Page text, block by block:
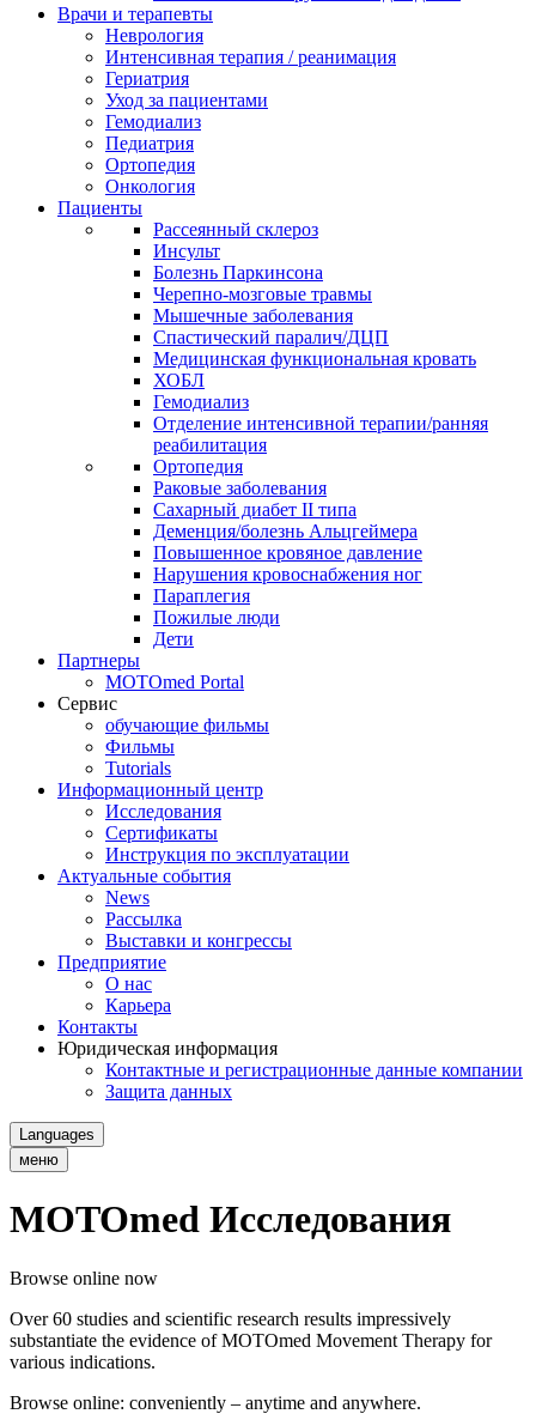
Врачи и терапевты
Неврология
Интенсивная терапия / реанимация
Гериатрия
Уход за пациентами
Гемодиализ
Педиатрия
Ортопедия
Онкология
Пациенты
Рассеянный склероз
Инсульт
Болезнь Паркинсона
Черепно-мозговые травмы
Мышечные заболевания
Спастический паралич/ДЦП
Медицинская функциональная кровать
ХОБЛ
Гемодиализ
Отделение интенсивной терапии/ранняя
реабилитация
Ортопедия
Раковые заболевания
Сахарный диабет II типа
Деменция/болезнь Альцгеймера
Повышенное кровяное давление
Нарушения кровоснабжения ног
Параплегия
Пожилые люди
Дети
Партнеры
MOTOmed Portal
Сервис
обучающие фильмы
Фильмы
Tutorials
Информационный центр
Исследования
Сертификаты
Инструкция по эксплуатации
Актуальные события
News
Рассылка
Выставки и конгрессы
Предприятие
О нас
Карьера
Контакты
Юридическая информация
Контактные и регистрационные данные компании
Защита данных
Languages
меню
MOTOmed Исследования
Browse online now
Over 60 studies and scientific research results impressively
substantiate the evidence of MOTOmed Movement Therapy for
various indications.
Browse online: conveniently – anytime and anywhere.